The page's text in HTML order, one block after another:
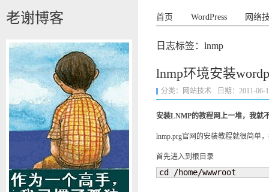
老谢博客 首页 WordPress 网络
日志标签：lnmp
lnmp环境安装
分类： 网站技术 日期：2011-06-
安装LNMP的教程网上一堆，我就
lnmp.prg官网的安装教程就很简单
首先进入到根目录
cd /home/wwwroot